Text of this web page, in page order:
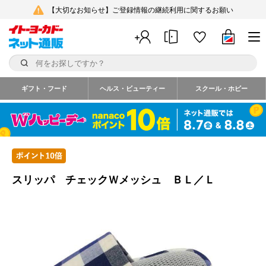
【大切なお知らせ】ご登録情報の継続利用に関するお願い
ギフト・フード ヘルス・ビューティー スクール・ホビー
スリッパ チェックＷメッシュ ＢＬ／Ｌ